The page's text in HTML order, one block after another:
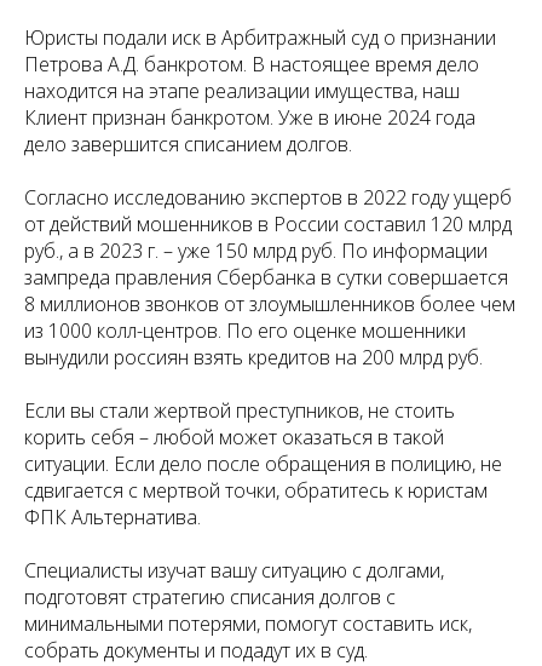
Юристы подали иск в Арбитражный суд о признании
Петрова А.Д. банкротом. В настоящее время дело
находится на этапе реализации имущества, наш
Клиент признан банкротом. Уже в июне 2024 года
дело завершится списанием долгов.
Согласно исследованию экспертов в 2022 году ущерб
от действий мошенников в России составил 120 млрд
руб., а в 2023 г. – уже 150 млрд руб. По информации
зампреда правления Сбербанка в сутки совершается
8 миллионов звонков от злоумышленников более чем
из 1000 колл-центров. По его оценке мошенники
вынудили россиян взять кредитов на 200 млрд руб.
Если вы стали жертвой преступников, не стоить
корить себя – любой может оказаться в такой
ситуации. Если дело после обращения в полицию, не
сдвигается с мертвой точки, обратитесь к юристам
ФПК Альтернатива.
Специалисты изучат вашу ситуацию с долгами,
подготовят стратегию списания долгов с
минимальными потерями, помогут составить иск,
собрать документы и подадут их в суд.